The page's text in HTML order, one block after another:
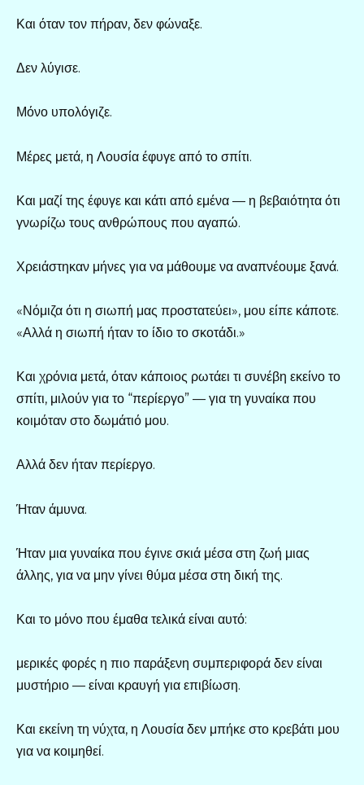
Και όταν τον πήραν, δεν φώναξε.
Δεν λύγισε.
Μόνο υπολόγιζε.
Μέρες μετά, η Λουσία έφυγε από το σπίτι.
Και μαζί της έφυγε και κάτι από εμένα — η βεβαιότητα ότι
γνωρίζω τους ανθρώπους που αγαπώ.
Χρειάστηκαν μήνες για να μάθουμε να αναπνέουμε ξανά.
«Νόμιζα ότι η σιωπή μας προστατεύει», μου είπε κάποτε.
«Αλλά η σιωπή ήταν το ίδιο το σκοτάδι.»
Και χρόνια μετά, όταν κάποιος ρωτάει τι συνέβη εκείνο το
σπίτι, μιλούν για το “περίεργο” — για τη γυναίκα που
κοιμόταν στο δωμάτιό μου.
Αλλά δεν ήταν περίεργο.
Ήταν άμυνα.
Ήταν μια γυναίκα που έγινε σκιά μέσα στη ζωή μιας
άλλης, για να μην γίνει θύμα μέσα στη δική της.
Και το μόνο που έμαθα τελικά είναι αυτό:
μερικές φορές η πιο παράξενη συμπεριφορά δεν είναι
μυστήριο — είναι κραυγή για επιβίωση.
Και εκείνη τη νύχτα, η Λουσία δεν μπήκε στο κρεβάτι μου
για να κοιμηθεί.